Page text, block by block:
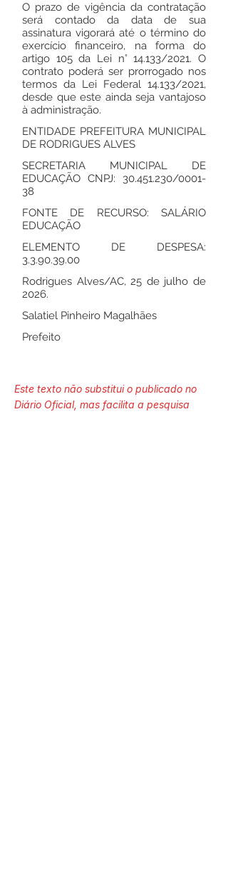
O prazo de vigência da contratação
será contado da data de sua
assinatura vigorará até o término do
exercício financeiro, na forma do
artigo 105 da Lei n° 14.133/2021. O
contrato poderá ser prorrogado nos
termos da Lei Federal 14.133/2021,
desde que este ainda seja vantajoso
à administração.
ENTIDADE PREFEITURA MUNICIPAL
DE RODRIGUES ALVES
SECRETARIA MUNICIPAL DE
EDUCAÇÃO CNPJ: 30.451.230/0001-
38
FONTE DE RECURSO: SALÁRIO
EDUCAÇÃO
ELEMENTO DE DESPESA:
3.3.90.39.00
Rodrigues Alves/AC, 25 de julho de
2026.
Salatiel Pinheiro Magalhães
Prefeito
Este texto não substitui o publicado no
Diário Oficial, mas facilita a pesquisa